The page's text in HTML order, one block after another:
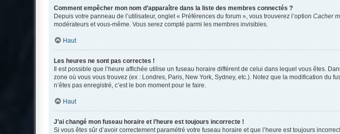
Comment empêcher mon nom d’apparaître dans la liste des membres connectés ?
Depuis votre panneau de l’utilisateur, onglet « Préférences du forum », vous trouverez l’option Cacher
modérateurs et vous-même. Vous serez compté parmi les membres invisibles.
Haut
Les heures ne sont pas correctes !
Il est possible que l’heure affichée utilise un fuseau horaire différent de celui dans lequel vous êtes.
zone où vous vous trouvez (ex : Londres, Paris, New York, Sydney, etc.). Notez que la modification du
n’êtes pas enregistré, c’est le bon moment pour le faire.
Haut
J’ai changé mon fuseau horaire et l’heure est toujours incorrecte !
Si vous êtes sûr d’avoir correctement paramétré votre fuseau horaire et que l’heure est toujours